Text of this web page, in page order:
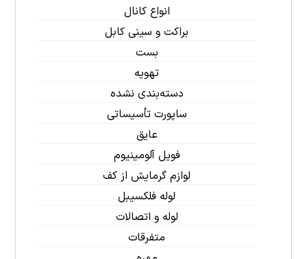
انواع کانال
براکت و سینی کابل
بست
تهویه
دسته‌بندی نشده
ساپورت تأسیساتی
عایق
فویل آلومینیوم
لوازم گرمایش از کف
لوله فلکسیبل
لوله و اتصالات
متفرقات